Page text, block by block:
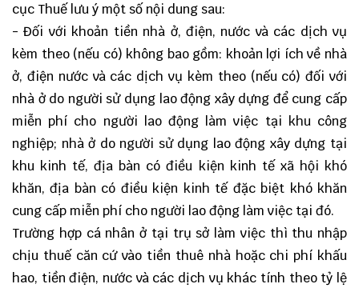
cục Thuế lưu ý một số nội dung sau:
- Đối với khoản tiền nhà ở, điện, nước và các dịch vụ
kèm theo (nếu có) không bao gồm: khoản lợi ích về nhà
ở, điện nước và các dịch vụ kèm theo (nếu có) đối với
nhà ở do người sử dụng lao động xây dựng để cung cấp
miễn phí cho người lao động làm việc tại khu công
nghiệp; nhà ở do người sử dụng lao động xây dựng tại
khu kinh tế, địa bàn có điều kiện kinh tế xã hội khó
khăn, địa bàn có điều kiện kinh tế đặc biệt khó khăn
cung cấp miễn phí cho người lao động làm việc tại đó.
Trường hợp cá nhân ở tại trụ sở làm việc thì thu nhập
chịu thuế căn cứ vào tiền thuê nhà hoặc chi phí khấu
hao, tiền điện, nước và các dịch vụ khác tính theo tỷ lệ